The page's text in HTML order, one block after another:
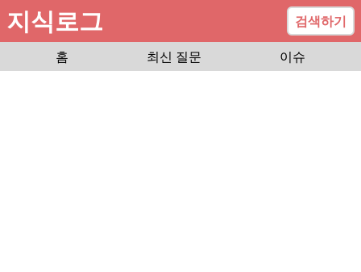
지식로그
검색하기
홈
최신 질문 이슈